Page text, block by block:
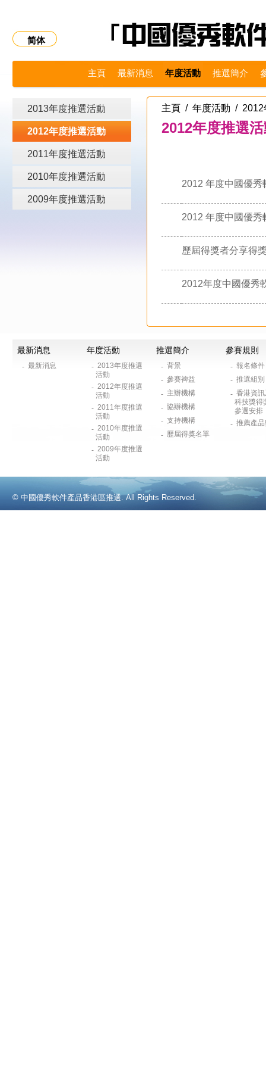
简体
主頁 最新消息 年度活動 推選簡介
2013年度推選活動
2012年度推選活動
2011年度推選活動
2010年度推選活動
2009年度推選活動
主頁 / 年度活動 / 2012
2012年度推選
2012 年度中國優
2012 年度中國優秀
歷屆得獎者分享得
2012年度中國優秀
最新消息
- 最新消息
年度活動
- 2013年度推選
活動
- 2012年度推選
活動
- 2011年度推選
活動
- 2010年度推選
活動
- 2009年度推選
活動
推選簡介
- 背景
- 參賽裨益
- 主辦機構
- 協辦機構
- 支持機構
- 歷屆得獎名單
參賽規則
- 報名條件
- 推選組別
- 香港資
科技獎得
參選安排
- 推薦產
© 中國優秀軟件產品香港區推選. All Rights Reserved.